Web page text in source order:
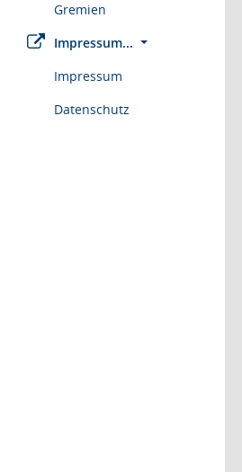
Gremien
Impressum...
Impressum
Datenschutz